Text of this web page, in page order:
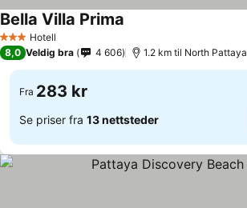
3 StjernerHotell
Bella Villa Prima
8,0 Veldig bra 4 606 1.2 km til North Pattaya
Fra 283 kr
Se priser fra 13 nettsteder